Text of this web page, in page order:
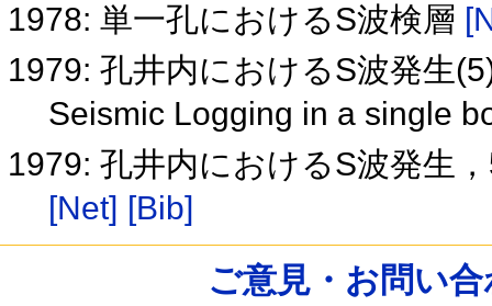
1978: 単一孔におけるS波検層
1979: 孔井内におけるS波発生
Seismic Logging in a single
1979: 孔井内におけるS波発生
[Net] [Bib]
ご意見・お問い